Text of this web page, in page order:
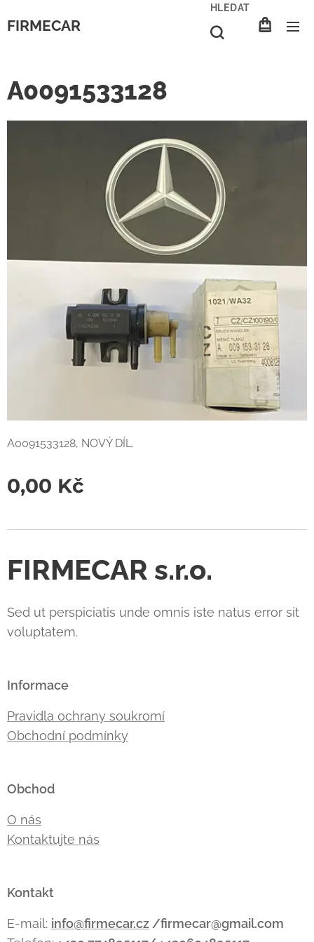
FIRMECAR
HLEDAT
A0091533128
A0091533128, NOVÝ DÍL.
0,00 Kč
FIRMECAR s.r.o.
Sed ut perspiciatis unde omnis iste natus error sit
voluptatem.
Informace
Pravidla ochrany soukromí
Obchodní podmínky
Obchod
O nás
Kontaktujte nás
Kontakt
E-mail: info@firmecar.cz /firmecar@gmail.com